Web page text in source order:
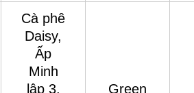
Cà phê
Daisy,
Ấp
Minh
lập 3,
Green